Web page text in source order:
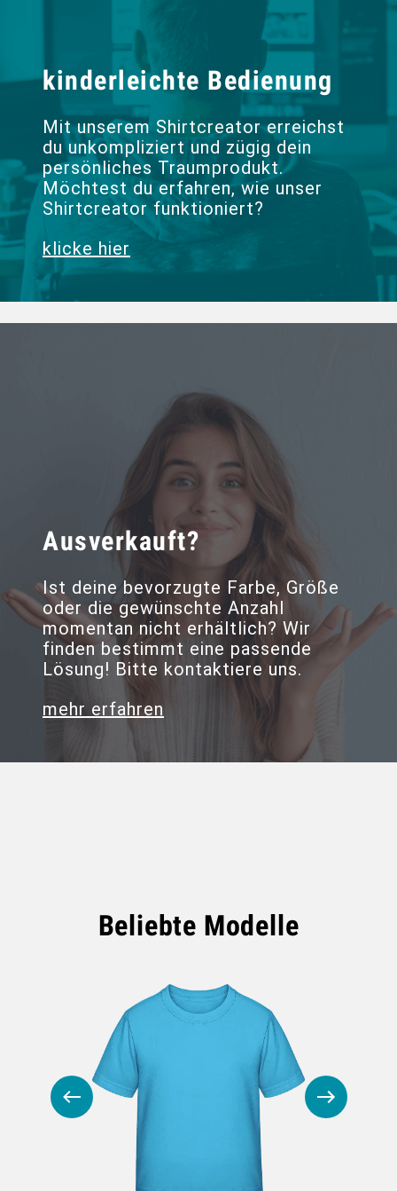
kinderleichte Bedienung
Mit unserem Shirtcreator erreichst
du unkompliziert und zügig dein
persönliches Traumprodukt.
Möchtest du erfahren, wie unser
Shirtcreator funktioniert?
klicke hier
Ausverkauft?
Ist deine bevorzugte Farbe, Größe
oder die gewünschte Anzahl
momentan nicht erhältlich? Wir
finden bestimmt eine passende
Lösung! Bitte kontaktiere uns.
mehr erfahren
Beliebte Modelle